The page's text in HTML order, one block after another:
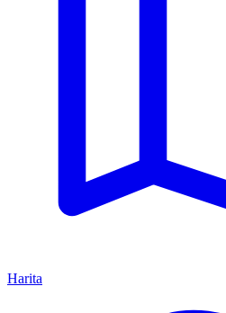
Harita